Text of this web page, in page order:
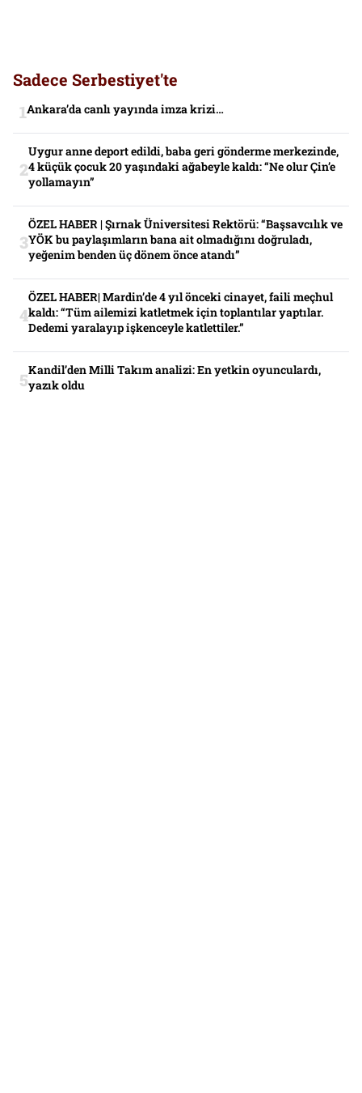
Sadece Serbestiyet'te
Ankara’da canlı yayında imza krizi…
Uygur anne deport edildi, baba geri gönderme merkezinde,
4 küçük çocuk 20 yaşındaki ağabeyle kaldı: “Ne olur Çin’e
yollamayın”
ÖZEL HABER | Şırnak Üniversitesi Rektörü: “Başsavcılık ve
YÖK bu paylaşımların bana ait olmadığını doğruladı,
yeğenim benden üç dönem önce atandı”
ÖZEL HABER| Mardin’de 4 yıl önceki cinayet, faili meçhul
kaldı: “Tüm ailemizi katletmek için toplantılar yaptılar.
Dedemi yaralayıp işkenceyle katlettiler.”
Kandil’den Milli Takım analizi: En yetkin oyunculardı,
yazık oldu